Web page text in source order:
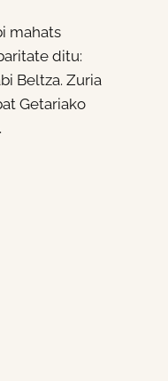
mahats
ditu:
Beltza. Zuria
Getariako